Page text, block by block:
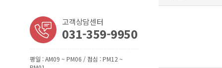
고객상담센터
031-359-9950
평일 : AM09 ~ PM06 / 점심 : PM12 ~